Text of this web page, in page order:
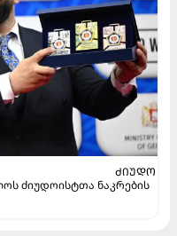
ᲫᲘᲣᲓᲝ
ძიუდოისტთა ნაკრების